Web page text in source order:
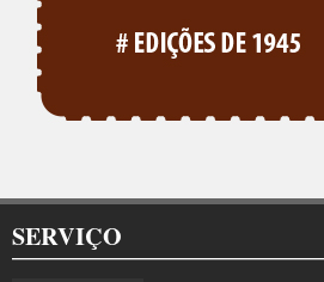
SERVIÇO